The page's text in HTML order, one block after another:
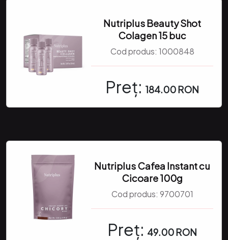
Nutriplus Beauty Shot
Colagen 15 buc
Cod produs: 1000848
Preț: 184.00 RON
Nutriplus Cafea Instant cu
Cicoare 100g
Cod produs: 9700701
Preț: 49.00 RON